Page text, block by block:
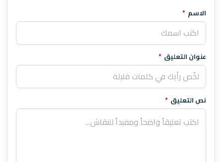
اترك هذا الحقل فارغاً
الاسم *
عنوان التعليق *
نص التعليق *